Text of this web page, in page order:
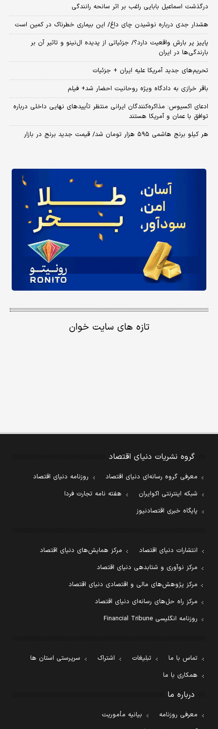
درگذشت اسماعیل بابایی راغب بر اثر سانحه رانندگی
هشدار جدی درباره نوشیدن چای داغ/ این بیماری خطرناک در کمین است
پاییز پر بارش واقعیت دارد؟/ جزئیاتی از پدیده ال‌نینو و تاثیر آن بر
بارندگی‌ها در ایران
تحریم‌های جدید آمریکا علیه ایران + جزئیات
باقر خرازی به دادگاه ویژه روحانیت احضار شد+ فیلم
ادعای اکسیوس: مذاکره‌کنندگان ایرانی منتظر تأییدهای نهایی داخلی درباره
توافق با عمان و آمریکا هستند
هر کیلو برنج هاشمی ۵۹۵ هزار تومان شد/ قیمت جدید برنج در بازار
تازه های سایت خوان
گروه نشریات دنیای اقتصاد
معرفی گروه رسانه‌ای دنیای اقتصاد
روزنامه دنیای اقتصاد
شبکه اینترنتی اکوایران
هفته نامه تجارت فردا
پایگاه خبری اقتصادنیوز
انتشارات دنیای اقتصاد
مرکز همایش‌های دنیای اقتصاد
مرکز نوآوری و شتابدهی دنیای اقتصاد
مرکز پژوهش‌های مالی و اقتصادی دنیای اقتصاد
مرکز راه حل‌های رسانه‌ای دنیای اقتصاد
روزنامه انگلیسی Financial Tribune
تماس با ما تبلیغات اشتراک
سرپرستی استان ها
همکاری با ما
درباره ما
معرفی روزنامه
بیانیه مأموریت